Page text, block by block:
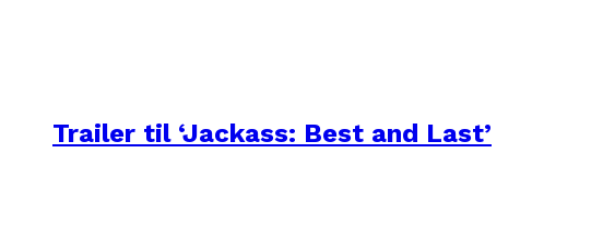
Trailer til ‘Jackass: Best and Last’